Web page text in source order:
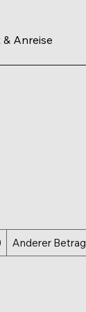
Anreise
Anderer Betrag